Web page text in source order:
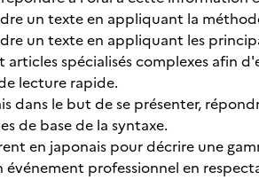
un texte en appliquant la
un texte en appliquant les
spécialisés complexes afin
lecture rapide.
dans le but de se présenter,
de base de la syntaxe.
en japonais pour décrire une
événement professionnel en